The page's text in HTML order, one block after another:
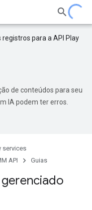
para a API Play
de conteúdos para seu
IA podem ter erros.
services
API Guias